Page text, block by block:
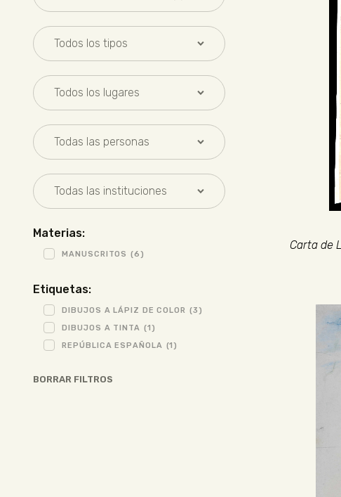
Materias:
MANUSCRITOS (6)
Etiquetas:
DIBUJOS A LÁPIZ DE COLOR (3)
DIBUJOS A TINTA (1)
REPÚBLICA ESPAÑOLA (1)
BORRAR FILTROS
Carta de